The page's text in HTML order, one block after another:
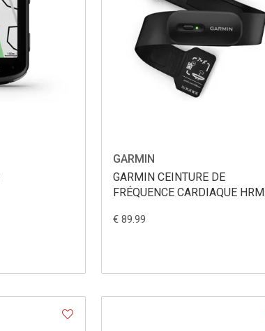
GARMIN
GARMIN CEINTURE DE
FRÉQUENCE CARDIAQUE HRM
€ 89.99